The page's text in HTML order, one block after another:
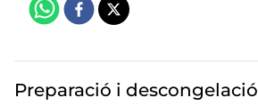
Preparació i descongelació